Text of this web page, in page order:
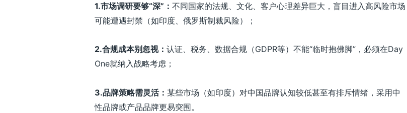
1.市场调研要够“深”： 不同国家的法规、文化、客户心理差异巨大，盲目进入高风险市场
可能遭遇封禁（如印度、俄罗斯制裁风险）；
2.合规成本别忽视： 认证、税务、数据合规（GDPR等）不能“临时抱佛脚”，必须在Day
One就纳入战略考虑；
3.品牌策略需灵活： 某些市场（如印度）对中国品牌认知较低甚至有排斥情绪，采用中
性品牌或产品品牌更易突围。